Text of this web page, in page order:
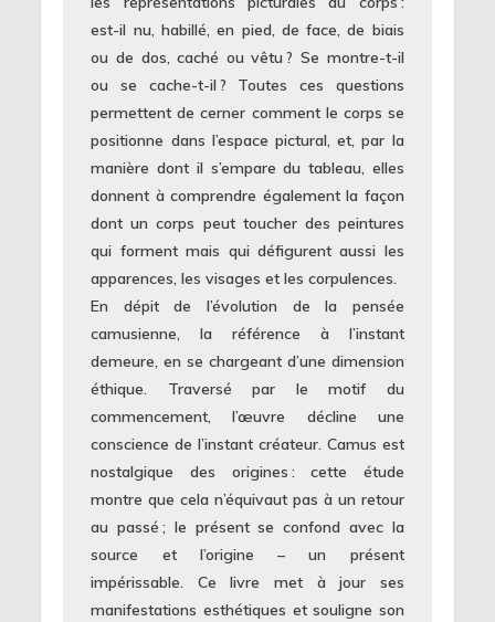
est-il nu, habillé, en pied, de face, de biais
ou de dos, caché ou vêtu ? Se montre-t-il
ou se cache-t-il ? Toutes ces questions
permettent de cerner comment le corps se
positionne dans l’espace pictural, et, par la
manière dont il s’empare du tableau, elles
donnent à comprendre également la façon
dont un corps peut toucher des peintures
qui forment mais qui défigurent aussi les
apparences, les visages et les corpulences.
En dépit de l’évolution de la pensée
camusienne, la référence à l’instant
demeure, en se chargeant d’une dimension
éthique. Traversé par le motif du
commencement, l’œuvre décline une
conscience de l’instant créateur. Camus est
nostalgique des origines : cette étude
montre que cela n’équivaut pas à un retour
au passé ; le présent se confond avec la
source et l’origine – un présent
impérissable. Ce livre met à jour ses
manifestations esthétiques et souligne son